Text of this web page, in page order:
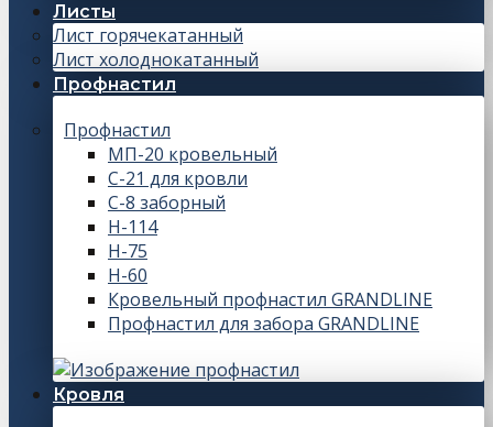
Листы
Лист горячекатанный
Лист холоднокатанный
Профнастил
Профнастил
МП-20 кровельный
С-21 для кровли
С-8 заборный
Н-114
Н-75
Н-60
Кровельный профнастил GRANDLINE
Профнастил для забора GRANDLINE
Кровля